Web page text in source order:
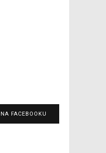
FACEBOOKU